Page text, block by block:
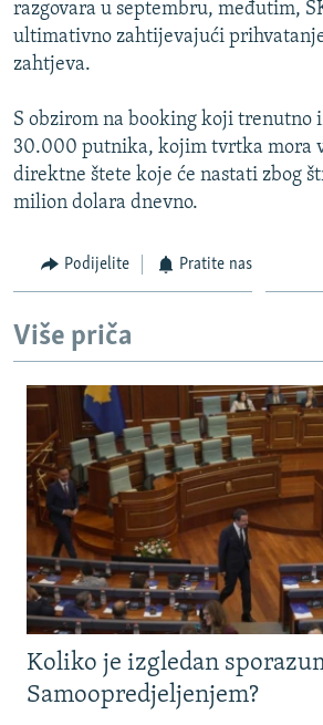
DNEVNO@RSE
SPECIJALI RSE
GENOCID U SREBRENICI
POPLAVE I KLIZIŠTA U BIH 2024.
TV LIBERTY
TRI DECENIJE OD RATA U BIH
SVE KARTE DEJTONA
NASTANAK I RASPAD JUGOSLAVIJE
PRATITE NAS
Sve RFE/RL stranice
razgovara u septembru, međutim,
ultimativno zahtijevajući
zahtjeva.
S obzirom na booking koji trenutno
30.000 putnika, kojim tvrtka mora
direktne štete koje će nastati zbog
milion dolara dnevno.
Podijelite Pratite nas
Više priča
Koliko je izgledan
Samoopredjeljenjem?